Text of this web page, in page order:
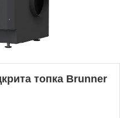
топка Brunner